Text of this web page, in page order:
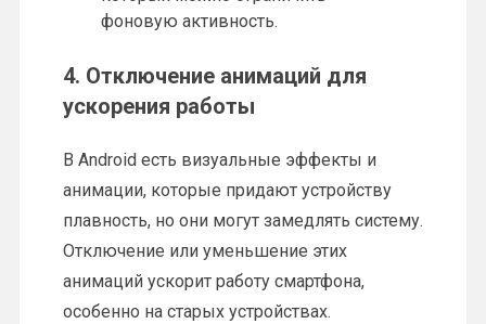
фоновую активность.
4. Отключение анимаций для
ускорения работы
В Android есть визуальные эффекты и
анимации, которые придают устройству
плавность, но они могут замедлять систему.
Отключение или уменьшение этих
анимаций ускорит работу смартфона,
особенно на старых устройствах.